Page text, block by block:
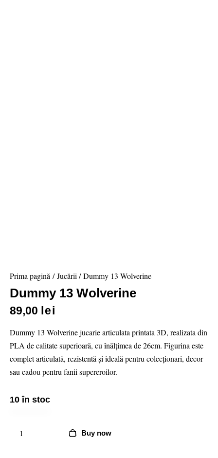
Prima pagină Jucării Dummy 13 Wolverine
Dummy 13 Wolverine
89,00 lei
Dummy 13 Wolverine jucarie articulata printata 3D, realizata din
PLA de calitate superioară, cu înălțimea de 26cm. Figurina este
complet articulată, rezistentă și ideală pentru colecționari, decor
sau cadou pentru fanii supereroilor.
10 în stoc
Buy now